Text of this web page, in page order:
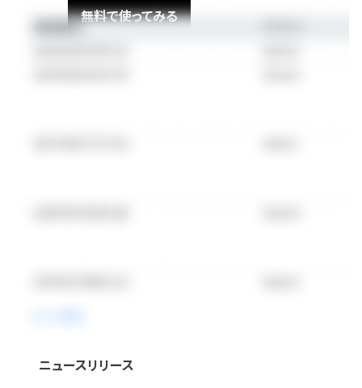
無料で使ってみる
法人向け情報プラットフォーム
ニュースリリース